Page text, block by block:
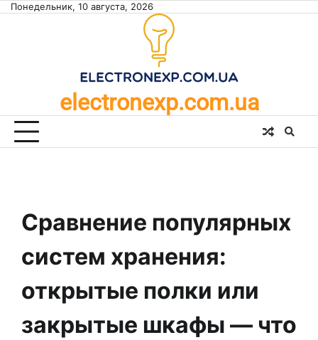
SkipПонедельник, 10 августа, 2026
electronexp.com.ua
Сравнение популярных
систем хранения:
открытые полки или
закрытые шкафы — что